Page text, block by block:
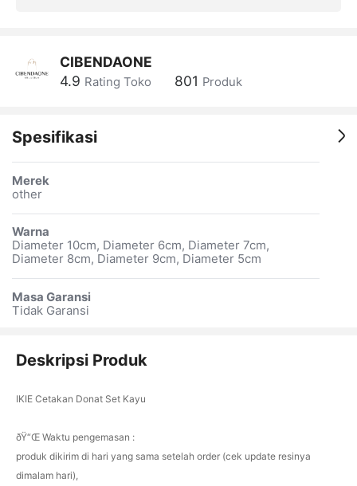
CIBENDAONE
4.9 Rating Toko 801 Produk
Spesifikasi
Merek
other
Warna
Diameter 10cm, Diameter 6cm, Diameter 7cm,
Diameter 8cm, Diameter 9cm, Diameter 5cm
Masa Garansi
Tidak Garansi
Deskripsi Produk
IKIE Cetakan Donat Set Kayu
ðŸ“Œ Waktu pengemasan :
produk dikirim di hari yang sama setelah order (cek update resinya
dimalam hari),